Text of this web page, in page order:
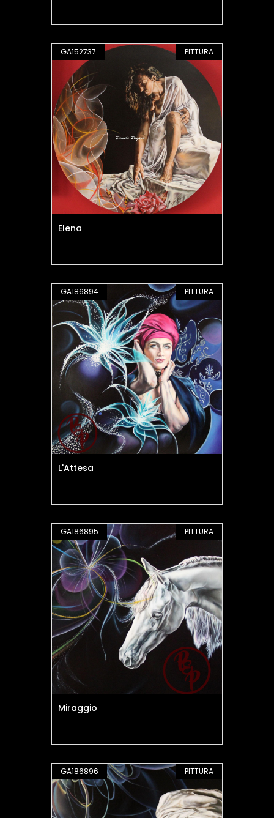
GA152737 PITTURA
Elena
GA186894 PITTURA
L'Attesa
GA186895 PITTURA
Miraggio
GA186896 PITTURA